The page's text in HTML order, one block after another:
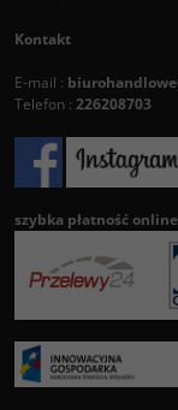
Kontakt
E-mail :
Telefon : 226208703
szybka płatność